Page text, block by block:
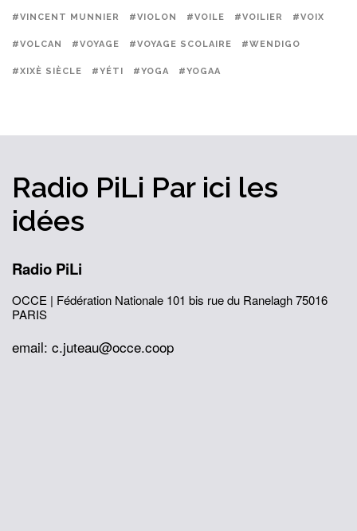
#VINCENT MUNNIER #VIOLON #VOILE #VOILIER #VOIX
#VOLCAN #VOYAGE #VOYAGE SCOLAIRE #WENDIGO
#XIXÈ SIÈCLE #YÉTI #YOGA #YOGAA
Radio PiLi Par ici les
idées
Radio PiLi
OCCE | Fédération Nationale 101 bis rue du Ranelagh75016
PARIS
email: c.juteau@occe.coop